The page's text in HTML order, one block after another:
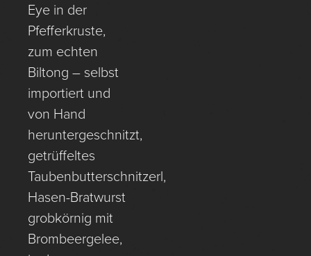
Eye in der
Pfefferkruste,
zum echten
Biltong – selbst
importiert und
von Hand
heruntergeschnitzt,
getrüffeltes
Taubenbutterschnitzerl,
Hasen-Bratwurst
grobkörnig mit
Brombeergelee,